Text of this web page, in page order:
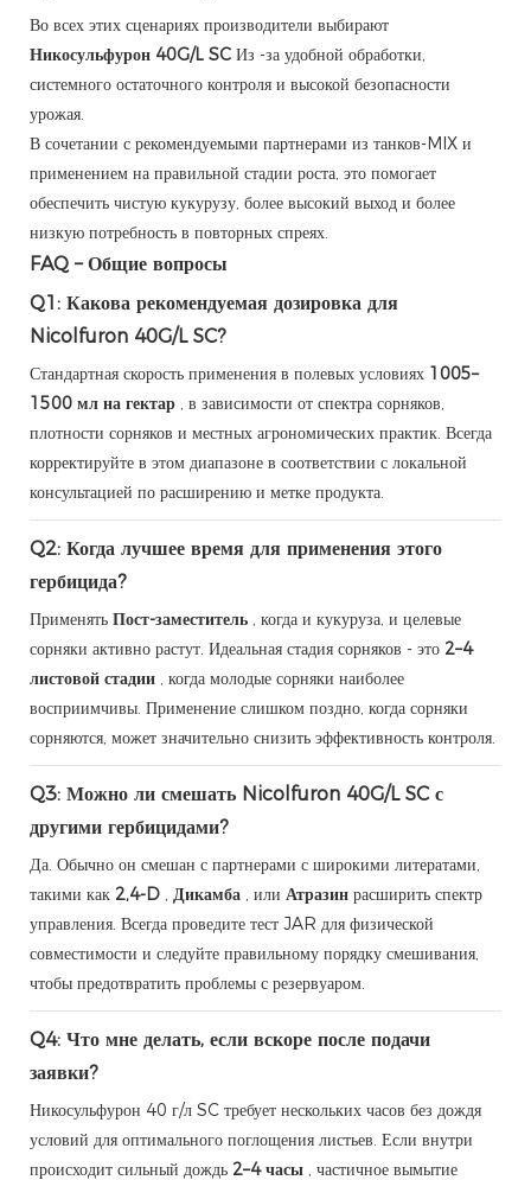
Во всех этих сценариях производители выбирают
Никосульфурон 40G/L SC Из -за удобной обработки,
системного остаточного контроля и высокой безопасности
урожая.
В сочетании с рекомендуемыми партнерами из танков-MIX и
применением на правильной стадии роста, это помогает
обеспечить чистую кукурузу, более высокий выход и более
низкую потребность в повторных спреях.
FAQ – Общие вопросы
Q1: Какова рекомендуемая дозировка для
Nicolfuron 40G/L SC?
Стандартная скорость применения в полевых условиях 1005–
1500 мл на гектар , в зависимости от спектра сорняков,
плотности сорняков и местных агрономических практик. Всегда
корректируйте в этом диапазоне в соответствии с локальной
консультацией по расширению и метке продукта.
Q2: Когда лучшее время для применения этого
гербицида?
Применять Пост-заместитель , когда и кукуруза, и целевые
сорняки активно растут. Идеальная стадия сорняков - это 2–4
листовой стадии , когда молодые сорняки наиболее
восприимчивы. Применение слишком поздно, когда сорняки
сорняются, может значительно снизить эффективность контроля.
Q3: Можно ли смешать Nicolfuron 40G/L SC с
другими гербицидами?
Да. Обычно он смешан с партнерами с широкими литератами,
такими как 2,4-D , Дикамба , или Атразин расширить спектр
управления. Всегда проведите тест JAR для физической
совместимости и следуйте правильному порядку смешивания,
чтобы предотвратить проблемы с резервуаром.
Q4: Что мне делать, если вскоре после подачи
заявки?
Никосульфурон 40 г/л SC требует нескольких часов без дождя
условий для оптимального поглощения листьев. Если внутри
происходит сильный дождь 2–4 часы , частичное вымытие